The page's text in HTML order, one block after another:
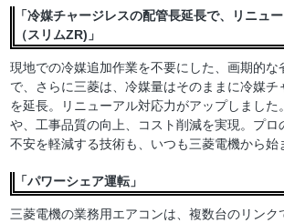
「冷媒チャージレスの配管長延長で、リニュ
（スリムZR)」
現地での冷媒追加作業を不要にした、画期的な
で、さらに三菱は、冷媒量はそのままに冷媒チ
を延長。リニューアル対応力がアップしました
や、工事品質の向上、コスト削減を実現。プロ
不安を軽減する技術も、いつも三菱電機から始
「パワーシェア運転」
三菱電機の業務用エアコンは、複数台のリンク